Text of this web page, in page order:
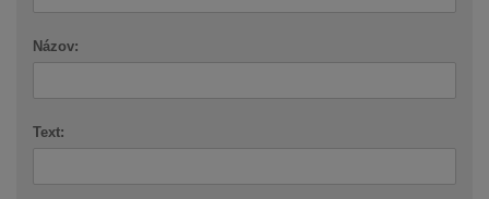
Názov:
Text: